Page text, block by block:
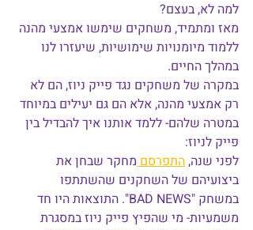
למה לא, בעצם?
מאז ומתמיד, משחקים שימשו אמצעי מהנה
ללמוד מיומנויות שימושיות, שיעזרו לנו
במהלך החיים.
במקרה של משחקים נגד פייק ניוז, הם לא
רק אמצעי מהנה, אלא הם גם יעילים במיוחד
במטרה שלהם- ללמד אותנו איך להבדיל בין
פייק לניוז:
לפני שנה, התפרסם מחקר שבחן את
ביצועיהם של השחקנים שהשתתפו
במשחק "BAD NEWS". התוצאות היו חד
משמעיות- מי שהפיץ פייק ניוז במסגרת